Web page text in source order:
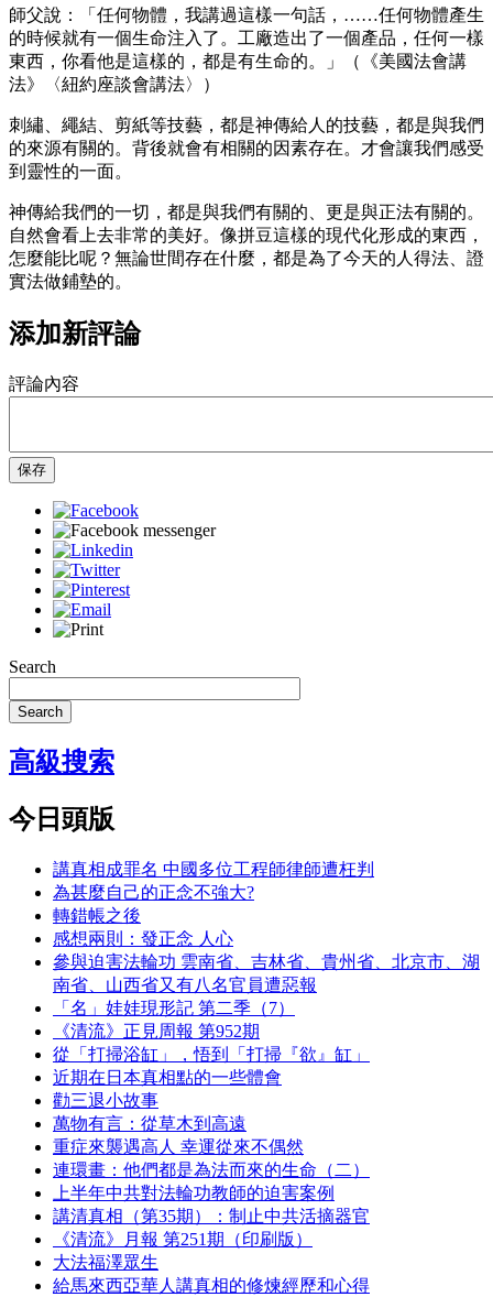
師父說：「任何物體，我講過這樣一句話，……任何物體產生
的時候就有一個生命注入了。工廠造出了一個產品，任何一樣
東西，你看他是這樣的，都是有生命的。」（《美國法會講
法》〈紐約座談會講法〉）
刺繡、繩結、剪紙等技藝，都是神傳給人的技藝，都是與我們
的來源有關的。背後就會有相關的因素存在。才會讓我們感受
到靈性的一面。
神傳給我們的一切，都是與我們有關的、更是與正法有關的。
自然會看上去非常的美好。像拼豆這樣的現代化形成的東西，
怎麼能比呢？無論世間存在什麼，都是為了今天的人得法、證
實法做鋪墊的。
添加新評論
評論內容
保存
Search
Search
高級搜索
今日頭版
講真相成罪名 中國多位工程師律師遭枉判
為甚麼自己的正念不強大?
轉錯帳之後
感想兩則：發正念 人心
參與迫害法輪功 雲南省、吉林省、貴州省、北京市、湖
南省、山西省又有八名官員遭惡報
「名」娃娃現形記 第二季（7）
《清流》正見周報 第952期
從「打掃浴缸」，悟到「打掃『欲』缸」
近期在日本真相點的一些體會
勸三退小故事
萬物有言：從草木到高遠
重症來襲遇高人 幸運從來不偶然
連環畫：他們都是為法而來的生命（二）
上半年中共對法輪功教師的迫害案例
講清真相（第35期）：制止中共活摘器官
《清流》月報 第251期（印刷版）
大法福澤眾生
給馬來西亞華人講真相的修煉經歷和心得